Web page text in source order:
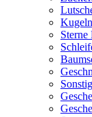
Sterne